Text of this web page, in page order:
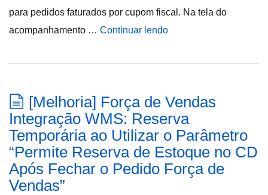
para pedidos faturados por cupom fiscal. Na tela do
acompanhamento … Continuar lendo
[Melhoria] Força de Vendas
Integração WMS: Reserva
Temporária ao Utilizar o Parâmetro
“Permite Reserva de Estoque no CD
Após Fechar o Pedido Força de
Vendas”